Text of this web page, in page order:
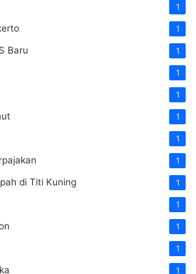
1
1
Baru 1
1
1
1
1
1
di Titi Kuning 1
1
1
1
1